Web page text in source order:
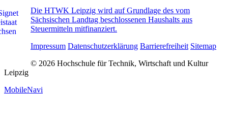
Die HTWK Leipzig wird auf Grundlage des vom
Sächsischen Landtag beschlossenen Haushalts aus
Steuermitteln mitfinanziert.
Impressum Datenschutzerklärung Barrierefreiheit Sitemap
© 2026 Hochschule für Technik, Wirtschaft und Kultur
Leipzig
MobileNavi